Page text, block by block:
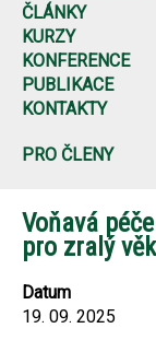
ČLÁNKY
KURZY
KONFERENCE
PUBLIKACE
KONTAKTY
PRO ČLENY
Voňavá
pro zralý věk
Datum
19. 09. 2025